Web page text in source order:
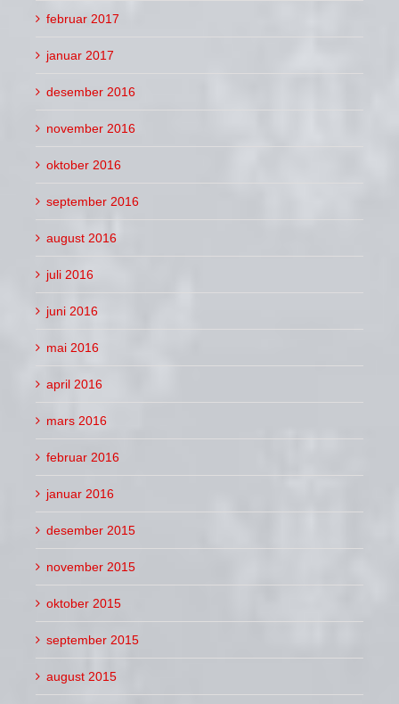
februar 2017
januar 2017
desember 2016
november 2016
oktober 2016
september 2016
august 2016
juli 2016
juni 2016
mai 2016
april 2016
mars 2016
februar 2016
januar 2016
desember 2015
november 2015
oktober 2015
september 2015
august 2015